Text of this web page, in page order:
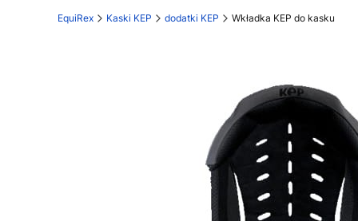
EquiRex Kaski KEP dodatki KEP Wkładka KEP do kasku